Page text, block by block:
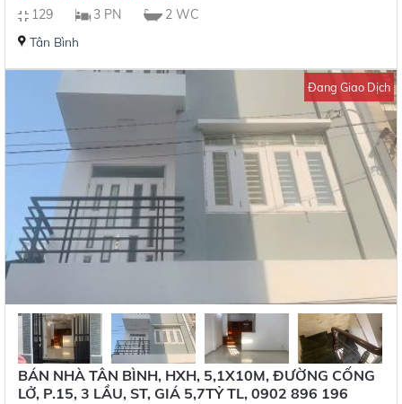
129 3 PN 2 WC
Tân Bình
Đang Giao Dịch
BÁN NHÀ TÂN BÌNH, HXH, 5,1X10M, ĐƯỜNG CỐNG
LỞ, P.15, 3 LẦU, ST, GIÁ 5,7TỶ TL, 0902 896 196